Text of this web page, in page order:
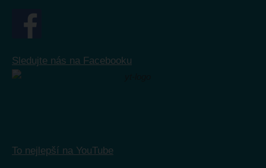
Sledujte nás na Facebooku
To nejlepší na YouTube